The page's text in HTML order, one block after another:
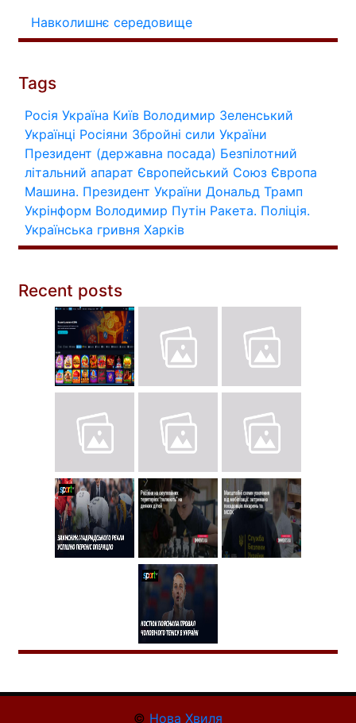
Навколишнє середовище
Tags
Росія Україна Київ Володимир Зеленський
Українці Росіяни Збройні сили України
Президент (державна посада) Безпілотний
літальний апарат Європейський Союз Європа
Машина. Президент України Дональд Трамп
Укрінформ Володимир Путін Ракета. Поліція.
Українська гривня Харків
Recent posts
© Нова Хвиля